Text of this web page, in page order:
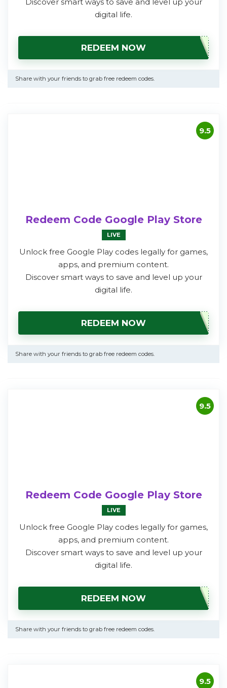
digital life.
REDEEM NOW
Share with your friends to grab free redeem codes.
9.5
Redeem Code Google Play Store
LIVE
Unlock free Google Play codes legally for games,
apps, and premium content.
Discover smart ways to save and level up your
digital life.
REDEEM NOW
Share with your friends to grab free redeem codes.
9.5
Redeem Code Google Play Store
LIVE
Unlock free Google Play codes legally for games,
apps, and premium content.
Discover smart ways to save and level up your
digital life.
REDEEM NOW
Share with your friends to grab free redeem codes.
9.5